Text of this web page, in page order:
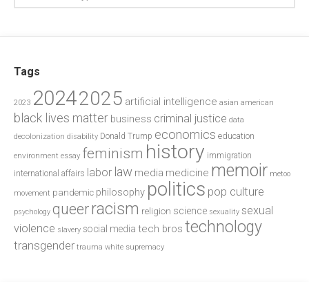
Tags
2023 20242025 artificial intelligence asian american
black lives matter business criminal justice data
decolonization disability Donald Trump economics education
environment essay feminism history immigration
international affairs labor law media medicine memoir metoo
movement pandemic philosophy politics pop culture
psychology queerracism religion science sexuality sexual
violence slavery social media tech bros technology
transgender trauma white supremacy